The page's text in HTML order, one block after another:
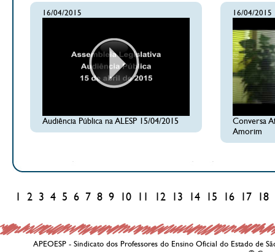
16/04/2015
Audiência Pública na ALESP 15/04/2015
16/04/2015
Conversa
Amorim
2 3 4 5 6 7 8 9 10 12 13 14 15 16 17 18
APEOESP - Sindicato dos Professores do Ensino Oficial do Estado de